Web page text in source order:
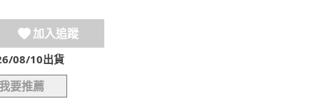
加入追蹤
08/10出貨
要推薦